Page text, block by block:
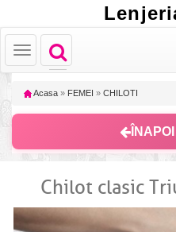
Toggle
navigation
Toggle
navigation
Acasa » FEMEI » CHILOTI
Chilot clasic